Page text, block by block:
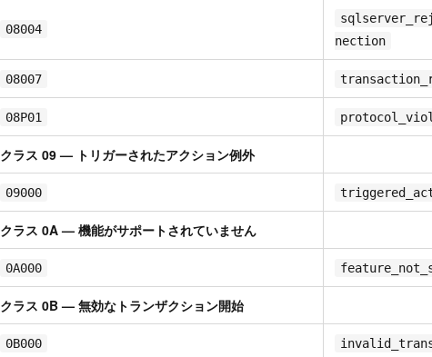
08004
nection
08007
08P01
クラス 09 — トリガーされたアクション例外
09000
クラス 0A — 機能がサポートされていません
0A000
クラス 0B — 無効なトランザクション開始
0B000